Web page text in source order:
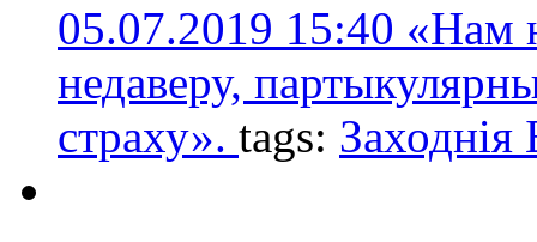
05.07.2019 15:40 «Нам
недаверу,
страху». tags: Заходнія